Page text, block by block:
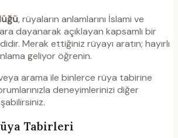
, rüyaların anlamlarını İslami ve
dayanarak açıklayan kapsamlı bir
Merak ettiğiniz rüyayı aratın; hayırlı
geliyor öğrenin.
arama ile binlerce rüya tabirine
deneyimlerinizi diğer
Tabirleri